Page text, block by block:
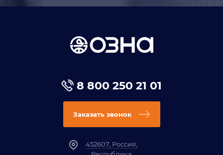
8 800 250 21 01
Заказать звонок
452607, Россия,